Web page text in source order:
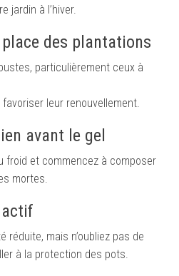
jardin à l’hiver.
des plantations
particulièrement ceux à
leur renouvellement.
avant le gel
froid et commencez à composer
mortes.
actif
réduite, mais n’oubliez pas de
à la protection des pots.